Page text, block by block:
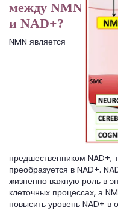
между NMN
и NAD+?
NMN является
предшественником NAD+,
преобразуется в NAD+.
жизненно важную роль в
клеточных процессах, а
повысить уровень NAD+ в